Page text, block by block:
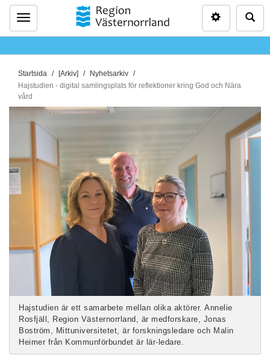
Meny
D
u
ä
r
r
:
Startsida [Arkiv]
Nyhetsarkiv
Hajstudien - digital samlingsplats för reflektioner kring God och Nära
vård
Hajstudien är ett samarbete mellan olika aktörer. Annelie
Rosfjäll, Region Västernorrland, är medforskare, Jonas
Boström, Mittuniversitetet, är forskningsledare och Malin
Heimer från Kommunförbundet är lär-ledare.